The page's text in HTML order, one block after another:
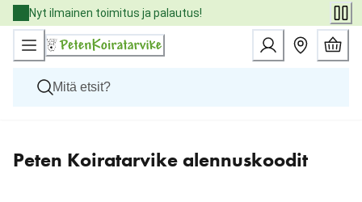
Skip
to
Content
Nyt ilmainen toimitus ja palautus!
Kissat
Pieneläimet
Peten Koiratarvike alennuskoodit